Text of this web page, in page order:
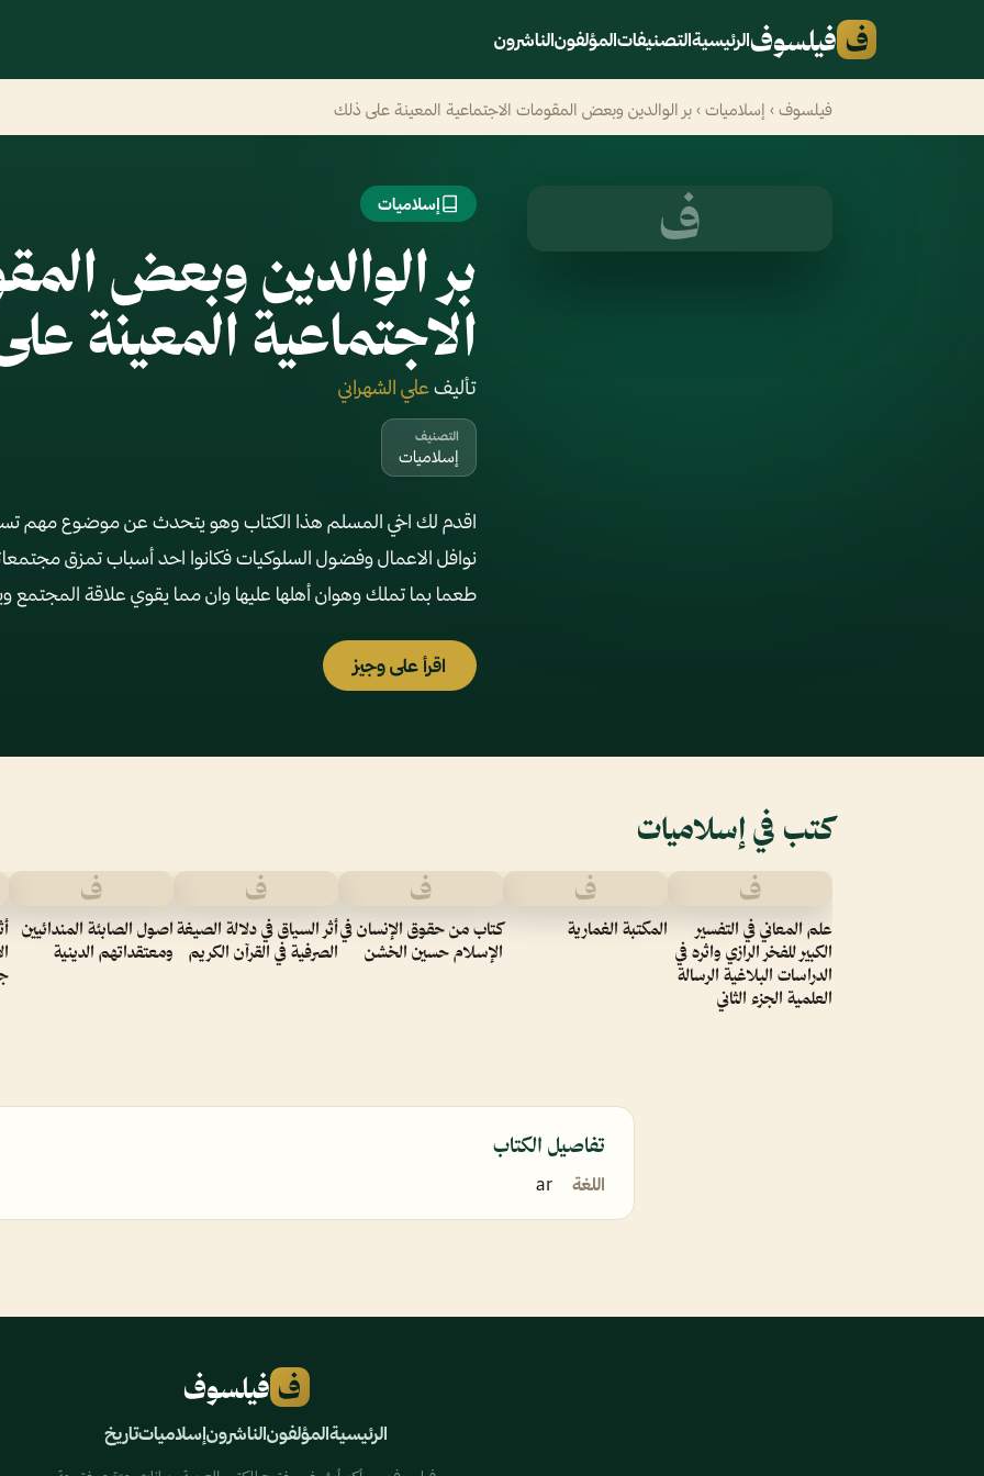
ف فيلسوفالرئيسيةالتصنيفاتالمؤلفونالناشرون
فيلسوف › إسلاميات › بر الوالدين وبعض المقومات الاجتماعية المعينة على ذلك
ف إسلاميات
بر الوالدين وبعض
الاجتماعية المعينة
تأليفعلي الشهراني
التصنيف
إسلاميات
اقدم لك اخي المسلم هذا الكتاب وهو يتحدث عن موضوع مهم
نوافل الاعمال وفضول السلوكيات فكانوا احد أسباب تمزق
طعما بما تملك وهوان أهلها عليها وان مما يقوي علاقة المجتمع
اقرأ على وجيز
كتب في إسلاميات
ف
علم المعاني في التفسير
الكبير للفخر الرازي واثره في
الدراسات البلاغية الرسالة
العلمية الجزء الثاني
ف
المكتبة الغمارية
ف
كتاب من حقوق الإنسان في
الإسلام حسين الخشن
ف
أثر السياق في دلالة الصيغة
الصرفية في القرآن الكريم
ف
اصول الصابئة المندائيين
ومعتقداتهم الدينية
تفاصيل الكتاب
اللغة ar
ف فيلسوف
الرئيسيةالمؤلفونالناشرونإسلامياتتاريخ